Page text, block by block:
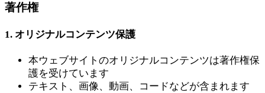
著作権
1. オリジナルコンテンツ保護
本ウェブサイトのオリジナルコンテンツは著作権保
護を受けています
テキスト、画像、動画、コードなどが含まれます